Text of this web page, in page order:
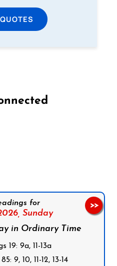
for
Sunday
in Ordinary Time
19: 9a, 11-13a
9, 10, 11-12, 13-14
>>